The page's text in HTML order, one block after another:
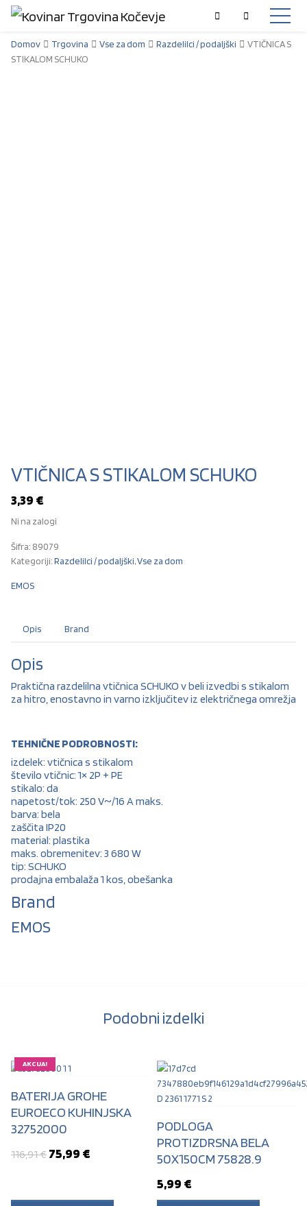
Domov Trgovina Vse za dom Razdelilci / podaljški
VTIČNICA S
STIKALOM SCHUKO
VTIČNICA S STIKALOM SCHUKO
3,39 €
Ni na zalogi
Šifra: 89079
Kategoriji:Razdelilci / podaljški,Vse za dom
EMOS
Opis Brand
Opis
Praktična razdelilna vtičnica SCHUKO v beli izvedbi s stikalom
za hitro, enostavno in varno izključitev iz električnega omrežja
TEHNIČNE PODROBNOSTI:
izdelek: vtičnica s stikalom
število vtičnic: 1× 2P + PE
stikalo: da
napetost/tok: 250 V~/16 A maks.
barva: bela
zaščita IP20
material: plastika
maks. obremenitev: 3 680 W
tip: SCHUKO
prodajna embalaža 1 kos, obešanka
Brand
EMOS
Podobni izdelki
BATERIJA GROHE
EUROECO KUHINJSKA
32752000
AKCIJA!
116,91€ Izvirna cena je bila: 116,91 €.
75,99 € Trenutna cena je: 75,99 €.
PODLOGA
PROTIZDRSNA BELA
50X150CM 75828.9
5,99 €